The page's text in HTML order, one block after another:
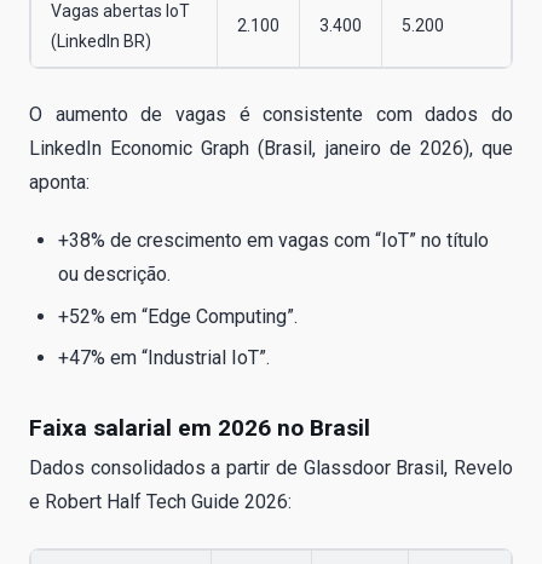
Vagas abertas IoT
(LinkedIn BR)
2.100 3.400 5.200
O aumento de vagas é consistente com dados do
LinkedIn Economic Graph (Brasil, janeiro de 2026), que
aponta:
+38% de crescimento em vagas com “IoT” no título
ou descrição.
+52% em “Edge Computing”.
+47% em “Industrial IoT”.
Faixa salarial em 2026 no Brasil
Dados consolidados a partir de Glassdoor Brasil, Revelo
e Robert Half Tech Guide 2026: